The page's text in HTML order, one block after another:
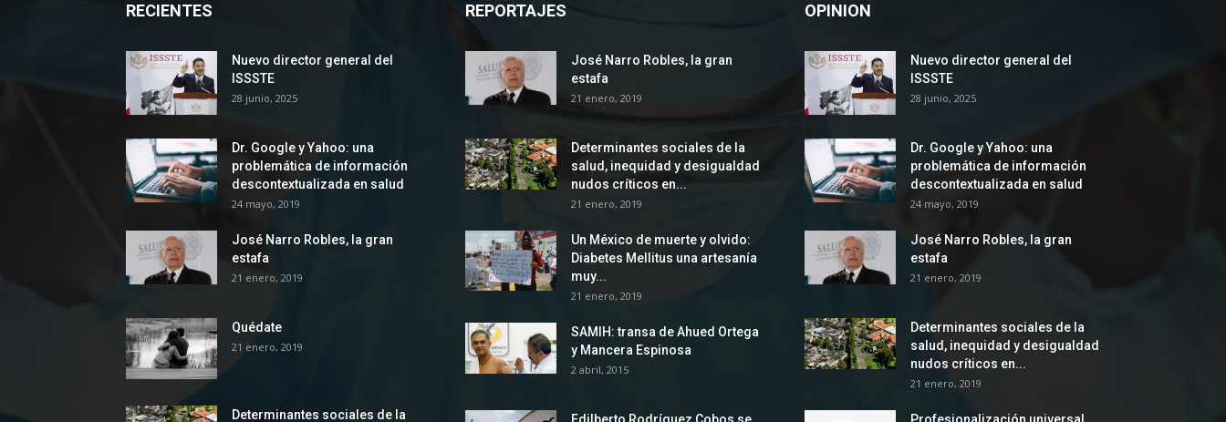
RECIENTES
Nuevo director general del
ISSSTE
28 junio, 2025
Dr. Google y Yahoo: una
problemática de información
descontextualizada en salud
24 mayo, 2019
José Narro Robles, la gran
estafa
21 enero, 2019
Quédate
21 enero, 2019
Determinantes sociales de la
REPORTAJES
José Narro Robles, la gran
estafa
21 enero, 2019
Determinantes sociales de la
salud, inequidad y desigualdad
nudos críticos en...
21 enero, 2019
Un México de muerte y olvido:
Diabetes Mellitus una artesanía
muy...
21 enero, 2019
SAMIH: transa de Ahued Ortega
y Mancera Espinosa
2 abril, 2015
OPINION
Nuevo director general del
ISSSTE
28 junio, 2025
Dr. Google y Yahoo: una
problemática de información
descontextualizada en salud
24 mayo, 2019
José Narro Robles, la gran
estafa
21 enero, 2019
Determinantes sociales de la
salud, inequidad y desigualdad
nudos críticos en...
21 enero, 2019